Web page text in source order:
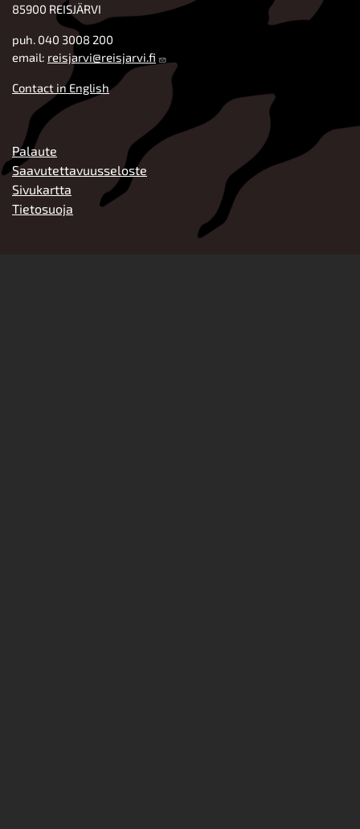
85900 REISJÄRVI
puh. 040 3008 200
email: reisjarvi@reisjarvi.fi
Contact in English
ALATUNNISTE
Palaute
Saavutettavuusseloste
Sivukartta
Tietosuoja